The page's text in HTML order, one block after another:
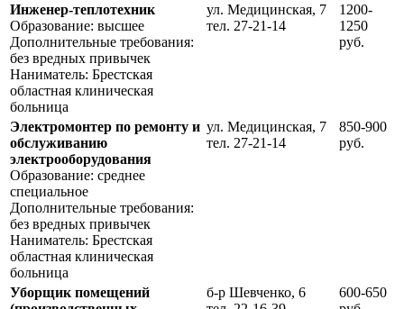
Инженер-теплотехник
Образование: высшее
Дополнительные требования:
без вредных привычек
Наниматель: Брестская
областная клиническая
больница
ул. Медицинская, 7
тел. 27-21-14
1200-
1250
руб.
Электромонтер по ремонту и
обслуживанию
электрооборудования
Образование: среднее
специальное
Дополнительные требования:
без вредных привычек
Наниматель: Брестская
областная клиническая
больница
ул. Медицинская, 7
тел. 27-21-14
850-900
руб.
Уборщик помещений
б-р Шевченко, 6
600-650